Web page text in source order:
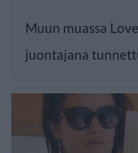
Muun muassa
juontajana